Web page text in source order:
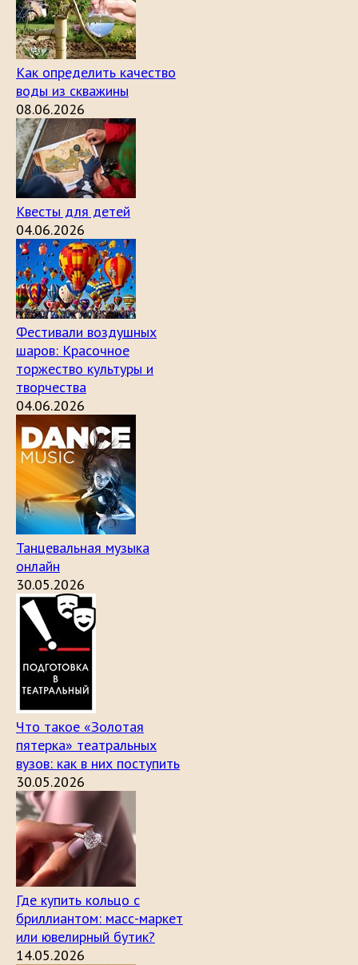
Как определить качество
воды из скважины
08.06.2026
Квесты для детей
04.06.2026
Фестивали воздушных
шаров: Красочное
торжество культуры и
творчества
04.06.2026
Танцевальная музыка
онлайн
30.05.2026
Что такое «Золотая
пятерка» театральных
вузов: как в них поступить
30.05.2026
Где купить кольцо с
бриллиантом: масс-маркет
или ювелирный бутик?
14.05.2026